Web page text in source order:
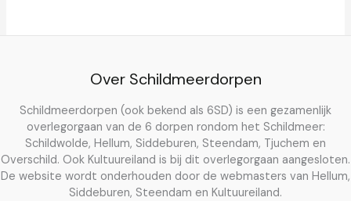
Over Schildmeerdorpen
Schildmeerdorpen (ook bekend als 6SD) is een gezamenlijk
overlegorgaan van de 6 dorpen rondom het Schildmeer:
Schildwolde, Hellum, Siddeburen, Steendam, Tjuchem en
Overschild. Ook Kultuureiland is bij dit overlegorgaan aangesloten.
De website wordt onderhouden door de webmasters van Hellum,
Siddeburen, Steendam en Kultuureiland.